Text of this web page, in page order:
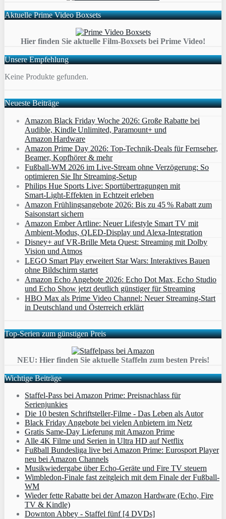
Aktuelle Prime Video Boxsets
Hier finden Sie aktuelle Film-Boxsets bei Prime Video!
Unsere Empfehlung
Keine Produkte gefunden.
Neueste Beiträge
Amazon Black Friday Woche 2026: Große Rabatte bei
Audible, Kindle Unlimited, Paramount+ und
Amazon Hardware
Amazon Prime Day 2026: Top-Technik-Deals für Fernseher,
Beamer, Kopfhörer & mehr
Fußball-WM 2026 im Live-Stream ohne Verzögerung: So
optimieren Sie Ihr Streaming-Setup
Philips Hue Sports Live: Sportübertragungen mit
Smart‑Light‑Effekten in Echtzeit erleben
Amazon Frühlingsangebote 2026: Bis zu 45 % Rabatt zum
Saisonstart sichern
Amazon Ember Artline: Neuer Lifestyle Smart TV mit
Ambient‑Modus, QLED‑Display und Alexa‑Integration
Disney+ auf VR-Brille Meta Quest: Streaming mit Dolby
Vision und Atmos
LEGO Smart Play erweitert Star Wars: Interaktives Bauen
ohne Bildschirm startet
Amazon Echo Angebote 2026: Echo Dot Max, Echo Studio
und Echo Show jetzt deutlich günstiger für Streaming
HBO Max als Prime Video Channel: Neuer Streaming‑Start
in Deutschland und Österreich erklärt
Top-Serien zum günstigen Preis
NEU: Hier finden Sie aktuelle Staffeln zum besten Preis!
Wichtige Beiträge
Staffel-Pass bei Amazon Prime: Preisnachlass für
Serienjunkies
Die 10 besten Schriftsteller-Filme - Das Leben als Autor
Black Friday Angebote bei vielen Anbietern im Netz
Gratis Same-Day Lieferung mit Amazon Prime
Alle 4K Filme und Serien in Ultra HD auf Netflix
Fußball Bundesliga live bei Amazon Prime: Eurosport Player
neu bei Amazon Channels
Musikwiedergabe über Echo-Geräte und Fire TV steuern
Wimbledon-Finale fast zeitgleich mit dem Finale der Fußball-
WM
Wieder fette Rabatte bei der Amazon Hardware (Echo, Fire
TV & Kindle)
Downton Abbey - Staffel fünf [4 DVDs]